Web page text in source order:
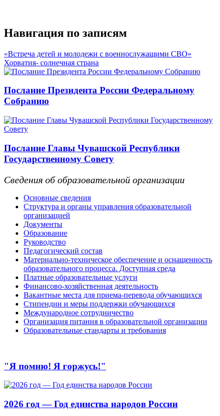
Навигация по записям
«Встреча детей и молодежи с военнослужащими СВО»
Хорватия- солнечная страна
Послание Президента России Федеральному
Собранию
Послание Главы Чувашской Республики
Государственному Совету
Сведения об образовательной организации
Основные сведения
Структура и органы управления образовательной
организацией
Документы
Образование
Руководство
Педагогический состав
Материально-техническое обеспечение и оснащенность
образовательного процесса. Доступная среда
Платные образовательные услуги
Финансово-хозяйственная деятельность
Вакантные места для приема-перевода обучающихся
Стипендии и меры поддержки обучающихся
Международное сотрудничество
Организация питания в образовательной организации
Образовательные стандарты и требования
"Я помню! Я горжусь!"
2026 год — Год единства народов России